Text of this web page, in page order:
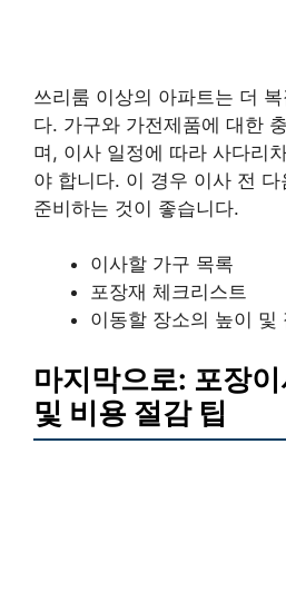
쓰리룸 이상의 아파트는 더
다. 가구와 가전제품에 대한
며, 이사 일정에 따라 사다리
야 합니다. 이 경우 이사 전
준비하는 것이 좋습니다.
이사할 가구 목록
포장재 체크리스트
이동할 장소의 높이 및
마지막으로: 포장
및 비용 절감 팁